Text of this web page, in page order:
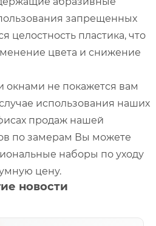
запрещенных
целостность пластика, что
цвета и снижение
окнами не покажется вам
использования наших
продаж нашей
по замерам Вы можете
наборы по уходу
цену.
новости